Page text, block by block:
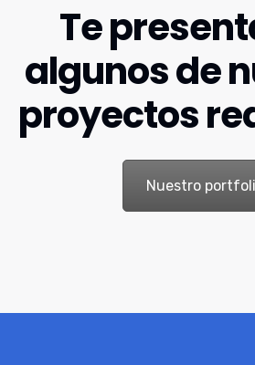
Te
algunos de
proyectos
Nuestro